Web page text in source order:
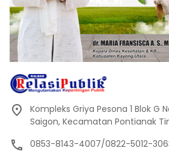
Kompleks Griya Pesona 1 Blok G
Saigon, Kecamatan Pontianak
0853-8143-4007/0822-5012-